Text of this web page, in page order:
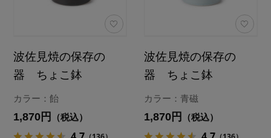
波佐見焼の保存の
器 ちょこ鉢
カラー：飴
1,870円 （税込）
波佐見焼の保存の
器 ちょこ鉢
カラー：青磁
1,870円 （税込）